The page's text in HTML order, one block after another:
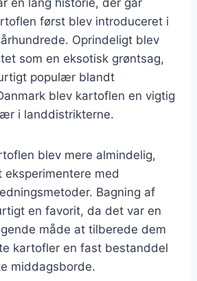
først blev introduceret i
Oprindeligt blev
som en eksotisk grøntsag,
populær blandt
blev kartoflen en vigtig
i landdistrikterne.
blev mere almindelig,
med
Bagning af
en favorit, da det var en
måde at tilberede dem
kartofler en fast bestanddel
middagsborde.